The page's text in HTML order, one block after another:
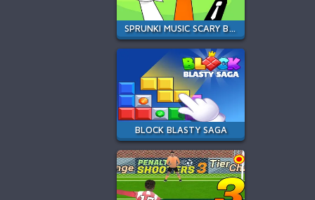
SPRUNKI MUSIC SCARY BEAT BOX
BLOCK BLASTY SAGA